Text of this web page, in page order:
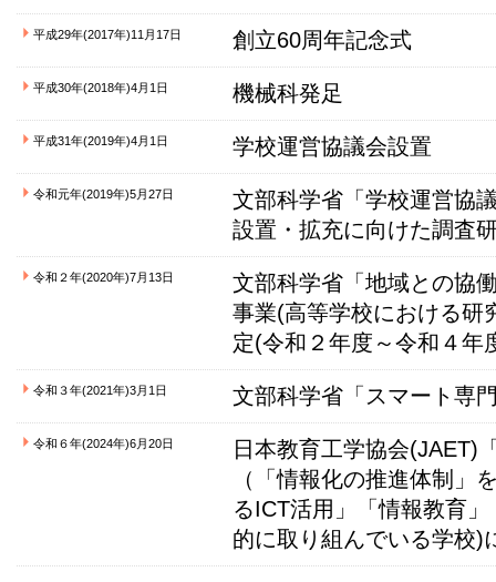
平成29年(2017年)11月17日 創立60周年記念式
平成30年(2018年)4月1日 機械科発足
平成31年(2019年)4月1日 学校運営協議会設置
令和元年(2019年)5月27日
文部科学省「学校運営協
設置・拡充に向けた調査
令和２年(2020年)7月13日
文部科学省「地域との協
事業(高等学校における研
定(令和２年度～令和４年
令和３年(2021年)3月1日 文部科学省「スマート専
令和６年(2024年)6月20日
日本教育工学協会(JAET)
（「情報化の推進体制」
るICT活用」「情報教育
的に取り組んでいる学校)